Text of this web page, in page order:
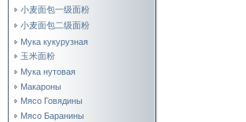
小麦面包一级面粉
小麦面包二级面粉
Мука кукурузная
玉米面粉
Мука нутовая
Макароны
Мясо Говядины
Мясо Баранины